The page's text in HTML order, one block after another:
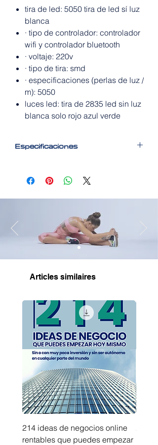
tira de led: 5050 tira de led sí luz
blanca
· tipo de controlador: controlador
wifi y controlador bluetooth
· voltaje: 220v
· tipo de tira: smd
· especificaciones (perlas de luz /
m): 5050
luces led: tira de 2835 led sin luz
blanca solo rojo azul verde
Especificaciones
Tira de luces LED RGB 5050,
controlada a través de aplicación
Tiras LED son decoración ideal para
dormitorio, hogar, bar y fiesta.
se pueden utilizar para tu sala de
estar, dormitorio, comedor, cocina,
armario de escritorio y árbol de
Articles similaires
214 ideas de negocios online
rentables que puedes empezar
214